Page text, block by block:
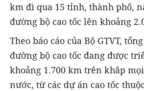
km đi qua 15 tỉnh, thành phố,
đường bộ cao tốc lên khoảng
Theo báo cáo của Bộ GTVT,
đường bộ cao tốc đang được
khoảng 1.700 km trên khắp
nước, từ các dự án cao tốc